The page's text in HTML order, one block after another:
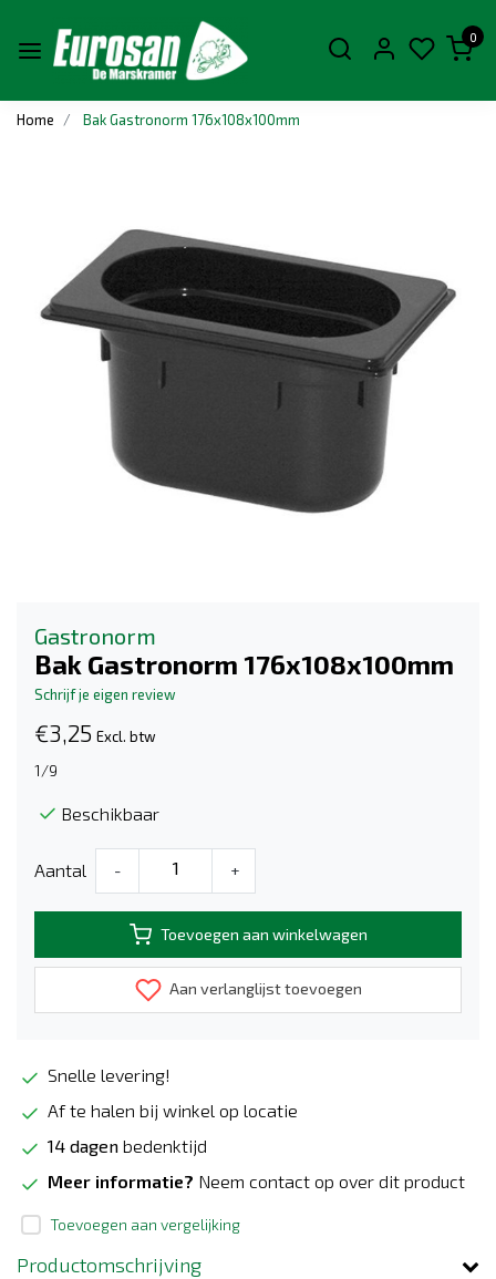
0
Home Bak Gastronorm 176x108x100mm
Gastronorm
Bak Gastronorm 176x108x100mm
Schrijf je eigen review
€3,25 Excl. btw
1/9
Beschikbaar
Aantal - +
Toevoegen aan winkelwagen
Aan verlanglijst toevoegen
Snelle levering!
Af te halen bij winkel op locatie
14 dagen bedenktijd
Meer informatie? Neem contact op over dit product
Toevoegen aan vergelijking
Productomschrijving